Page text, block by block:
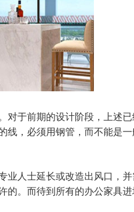
于前期的设计阶段，上述
，必须用钢管，而不能是一
人士延长或改造出风口，
。而待到所有的办公家具